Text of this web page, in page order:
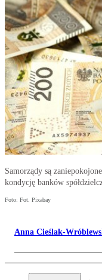
Samorządy są
kondycję banków
Foto: Fot. Pixabay
Anna Cieślak-